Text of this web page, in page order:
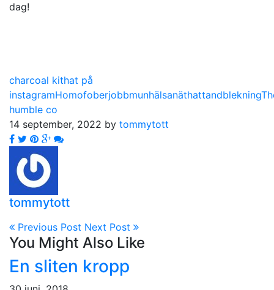
dag!
charcoal kithat på
instagramHomofoberjobbmunhälsanäthattandblekning
humble co
14 september, 2022 by tommytott
tommytott
Previous Post Next Post
You Might Also Like
En sliten kropp